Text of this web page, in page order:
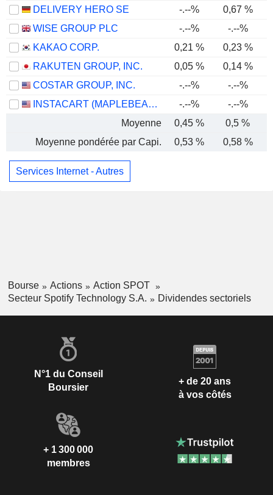
DELIVERY HERO SE
-.--% 0,67 %
WISE GROUP PLC
-.--% -.--%
KAKAO CORP.
0,21 % 0,23 %
RAKUTEN GROUP, INC.
0,05 % 0,14 %
COSTAR GROUP, INC.
-.--% -.--%
INSTACART (MAPLEBEAR)
-.--% -.--%
Moyenne
0,45 % 0,5 %
Moyenne pondérée par Capi.
0,53 % 0,58 %
Services Internet - Autres
Bourse Actions
Action SPOT
Secteur Spotify Technology S.A.
Dividendes sectoriels
N°1 du Conseil
Boursier
+ de 20 ans
à vos côtés
+ 1 300 000
membres